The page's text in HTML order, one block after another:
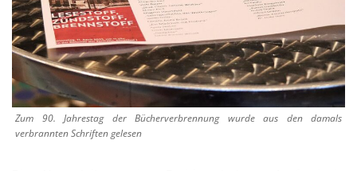
Zum 90. Jahrestag der Bücherverbrennung wurde aus den damals
verbrannten Schriften gelesen